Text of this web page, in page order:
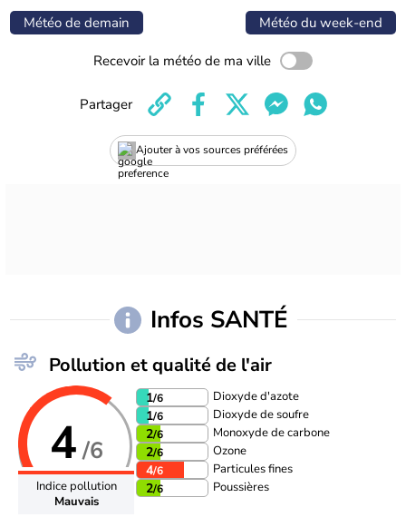
Météo de demain Météo du week-end
Recevoir la météo de ma ville
Ajouter à vos sources préférées
Partager
Infos SANTÉ
Pollution et qualité de l'air
4/6
Indice pollution
Mauvais
1/6 Dioxyde d'azote
1/6 Dioxyde de soufre
2/6 Monoxyde de carbone
2/6 Ozone
4/6 Particules fines
2/6 Poussières